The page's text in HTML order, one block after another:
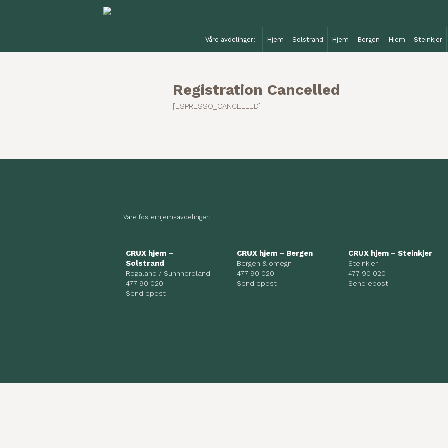
Våre avdelinger: Hjem – Solstrand Hjem – Bergen Hjem – Steinkjer
Registration Cancelled
[ESPRESSO_CANCELLED]
Våre fosterhjemsavdelinger:
CRUX hjem –
Solstrand
Rogaland / Sunnhordland
477 90 020
Send epost
CRUX hjem – Bergen
Bergen & omegn
477 90 020
Send epost
CRUX hjem – Steinkjer
Steinkjer
477 90 020
Send epost